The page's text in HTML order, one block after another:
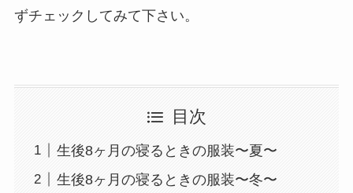
ずチェックしてみて下さい。
目次
生後8ヶ月の寝るときの服装〜夏〜
生後8ヶ月の寝るときの服装〜冬〜